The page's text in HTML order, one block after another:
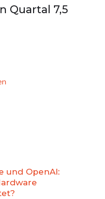
Quartal 7,5
und OpenAI: